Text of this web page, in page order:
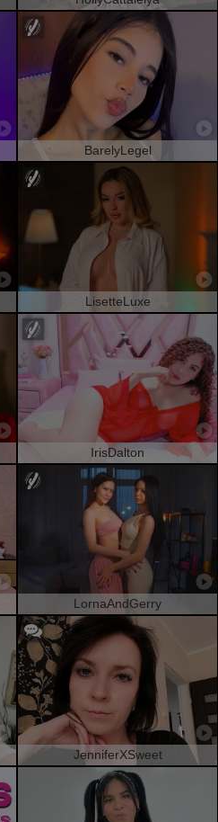
BarelyLegel
LisetteLuxe
IrisDalton
LornaAndGerry
JenniferXSweet